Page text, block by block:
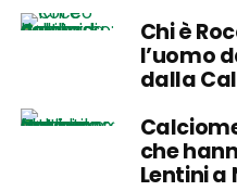
Chi è
l’uomo
dalla
che
Lentini a